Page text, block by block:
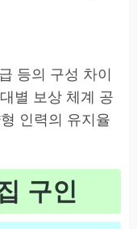
등의 구성 차이
별 보상 체계 공
인력의 유지율
구인